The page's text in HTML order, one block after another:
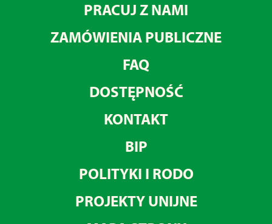
PRACUJ Z NAMI
ZAMÓWIENIA PUBLICZNE
FAQ
DOSTĘPNOŚĆ
KONTAKT
BIP
POLITYKI I RODO
PROJEKTY UNIJNE